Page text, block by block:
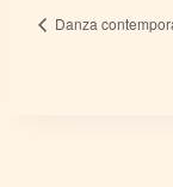
Danza